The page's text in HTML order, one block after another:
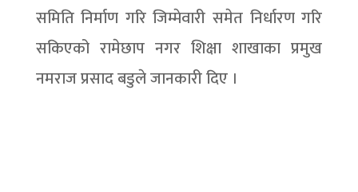
समिति निर्माण गरि जिम्मेवारी समेत निर्धारण गरि
सकिएको रामेछाप नगर शिक्षा शाखाका प्रमुख
नमराज प्रसाद बडुले जानकारी दिए ।